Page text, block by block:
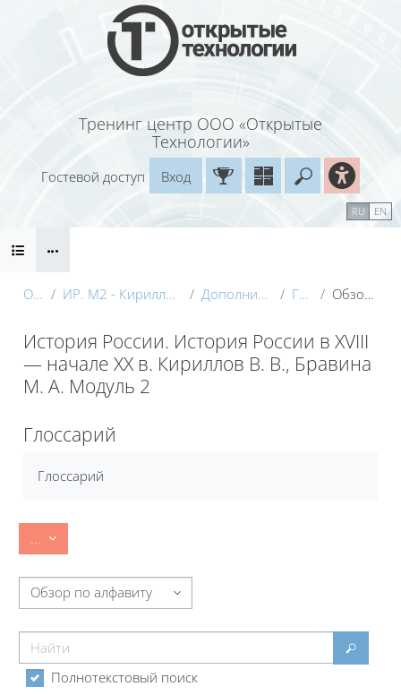
Перейти к основному содержанию
Тренинг центр ООО «Открытые
Технологии»
Введите
Гостевой доступ
Вход
RU EN
Блоки
О курсе ИР. М2 - Кириллов (Электронный курс) с видео Дополнительные материалы Глоссарий Обзор по алфавиту
История России. История России в XVIII
— начале XX в. Кириллов В. В., Бравина
М. А. Модуль 2
Глоссарий
Глоссарий
... Экспорт записей
Обзор глоссария по алфавиту
Найти
Найти
Полнотекстовый поиск